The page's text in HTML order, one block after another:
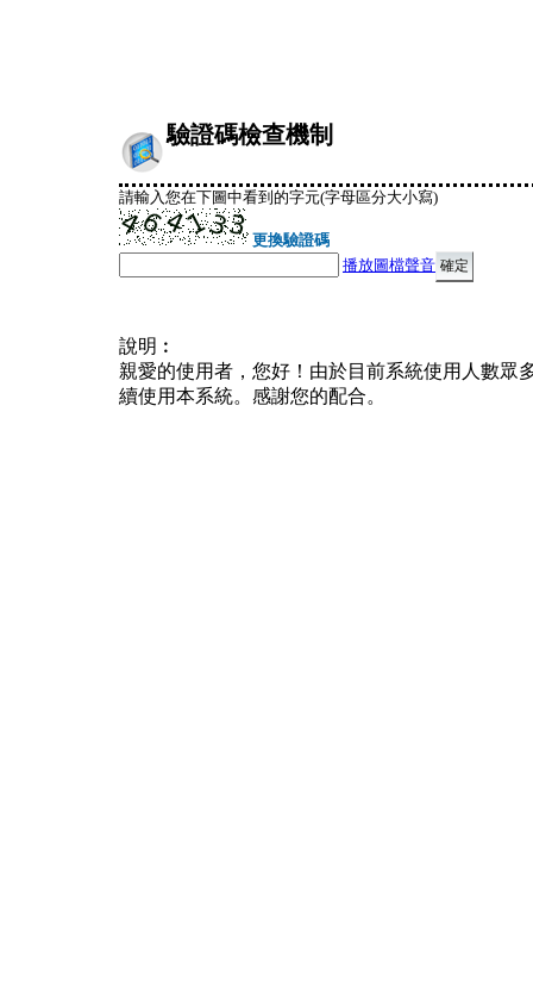
驗證碼檢查機制
請輸入您在下圖中看到的字元(字母區分大小寫)
更換驗證碼
播放圖檔聲音
說明︰
親愛的使用者，您好！由於目前系統使用人數眾
續使用本系統。感謝您的配合。